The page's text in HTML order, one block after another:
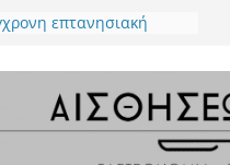
επτανησιακή
all day restaurant στο
επιμέλεια του Βαγγέλη
– Ένα ουζερί φέρνει την